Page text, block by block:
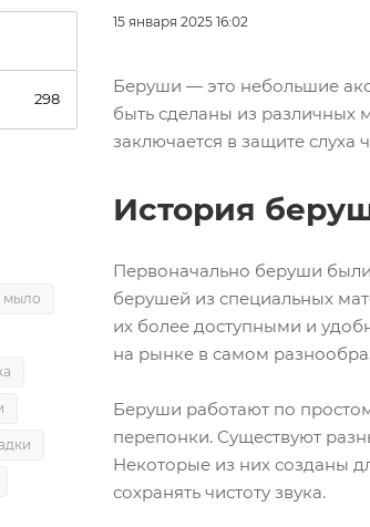
15 января 2025 16:02
Беруши — это небольшие
быть сделаны из различных
заключается в защите слуха
История
Первоначально беруши были
берушей из специальных
их более доступными и
на рынке в самом
Беруши работают по
перепонки. Существуют
Некоторые из них созданы
сохранять чистоту звука.
298
мыло